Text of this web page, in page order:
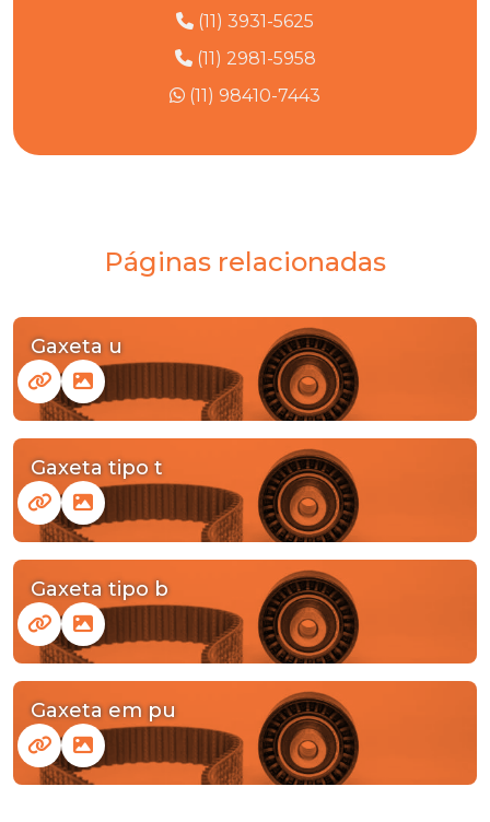
(11) 3931-5625
(11) 2981-5958
(11) 98410-7443
Páginas relacionadas
Gaxeta u
Gaxeta tipo t
Gaxeta tipo b
Gaxeta em pu